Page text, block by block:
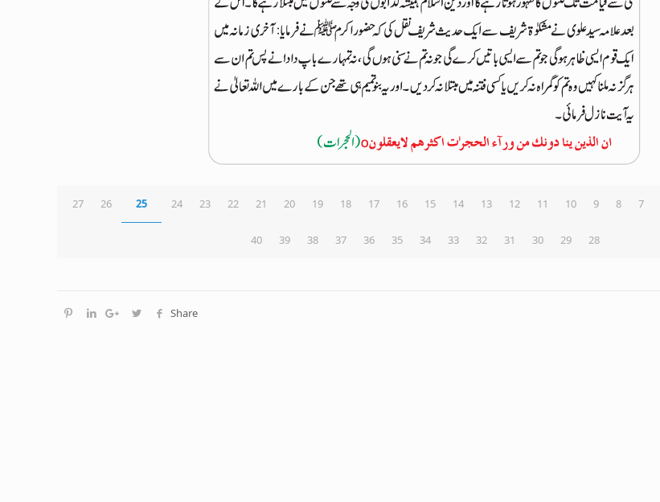
7
8
9
10
11
12
13
14
15
16
17
18
19
20
21
22
23
24
25
26
27
28
29
30
31
32
33
34
35
36
37
38
39
40
Share